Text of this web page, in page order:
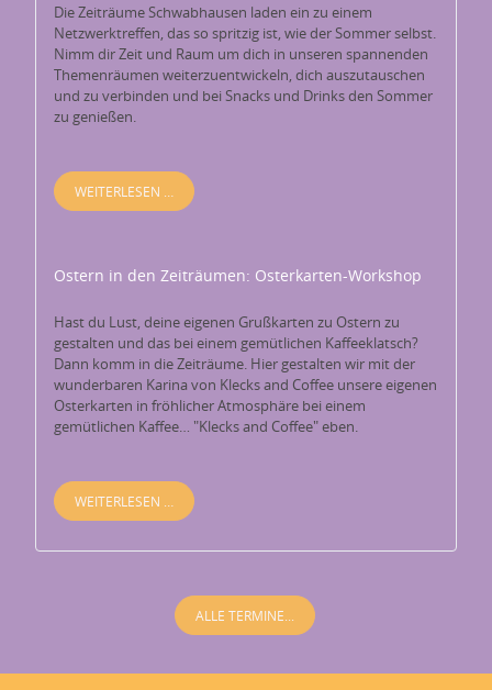
Die Zeiträume Schwabhausen laden ein zu einem
Netzwerktreffen, das so spritzig ist, wie der Sommer selbst.
Nimm dir Zeit und Raum um dich in unseren spannenden
Themenräumen weiterzuentwickeln, dich auszutauschen
und zu verbinden und bei Snacks und Drinks den Sommer
zu genießen.
WEITERLESEN …
Ostern in den Zeiträumen: Osterkarten-Workshop
Hast du Lust, deine eigenen Grußkarten zu Ostern zu
gestalten und das bei einem gemütlichen Kaffeeklatsch?
Dann komm in die Zeiträume. Hier gestalten wir mit der
wunderbaren Karina von Klecks and Coffee unsere eigenen
Osterkarten in fröhlicher Atmosphäre bei einem
gemütlichen Kaffee… "Klecks and Coffee" eben.
WEITERLESEN …
ALLE TERMINE...